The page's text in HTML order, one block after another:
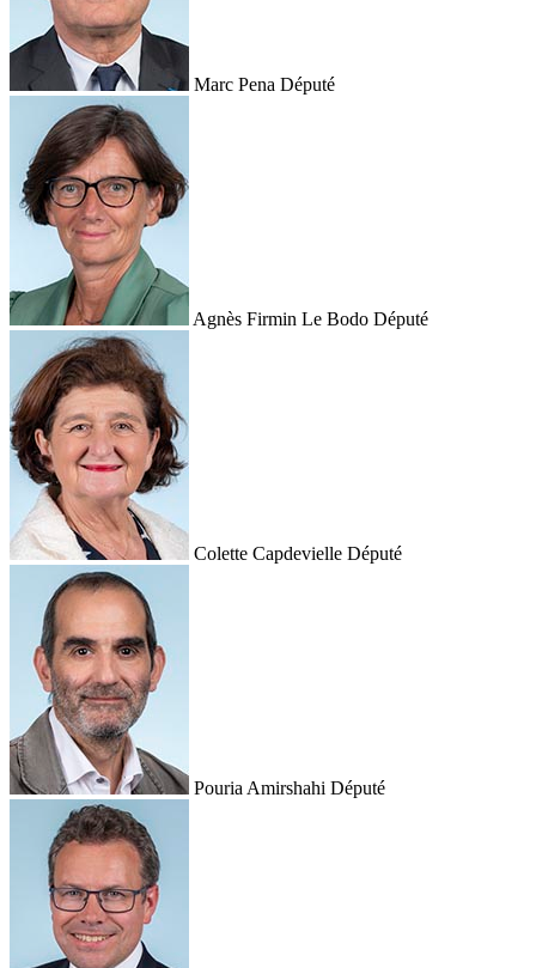
Marc Pena Député
Agnès Firmin Le Bodo Député
Colette Capdevielle Député
Pouria Amirshahi Député